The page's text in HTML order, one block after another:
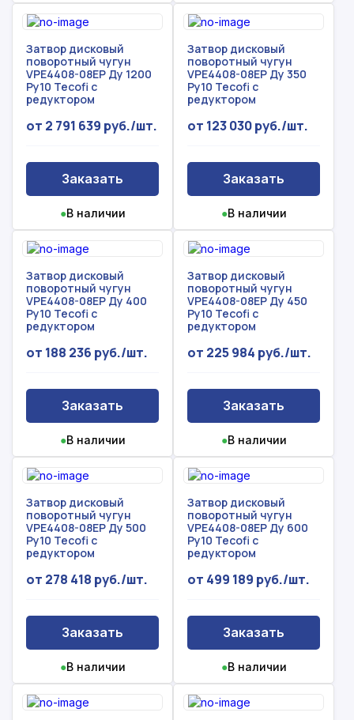
Затвор дисковый
поворотный чугун
VPE4408-08EP Ду 1200
Ру10 Tecofi с
редуктором
от 2 791 639 руб./шт.
Заказать
●В наличии
Затвор дисковый
поворотный чугун
VPE4408-08EP Ду 350
Ру10 Tecofi с
редуктором
от 123 030 руб./шт.
Заказать
●В наличии
Затвор дисковый
поворотный чугун
VPE4408-08EP Ду 400
Ру10 Tecofi с
редуктором
от 188 236 руб./шт.
Заказать
●В наличии
Затвор дисковый
поворотный чугун
VPE4408-08EP Ду 450
Ру10 Tecofi с
редуктором
от 225 984 руб./шт.
Заказать
●В наличии
Затвор дисковый
поворотный чугун
VPE4408-08EP Ду 500
Ру10 Tecofi с
редуктором
от 278 418 руб./шт.
Заказать
●В наличии
Затвор дисковый
поворотный чугун
VPE4408-08EP Ду 600
Ру10 Tecofi с
редуктором
от 499 189 руб./шт.
Заказать
●В наличии
Рассчитать смету
точный расчет сметы. Мы свяжемся с вами в
Оставьте номер
телефона
Предоставим бесплатную консультацию по
нашим товарам и актуальным ценам на
Форма отправлена,
спасибо!
Форма не отправлена!
Произошла ошибка.